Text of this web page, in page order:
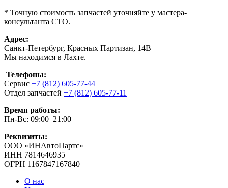
* Точную стоимость запчастей уточняйте у мастера-
консультанта СТО.
Адрес:
Санкт-Петербург, Красных Партизан, 14В
Мы находимся в Лахте.
Телефоны:
Сервис +7 (812) 605-77-44
Отдел запчастей +7 (812) 605-77-11
Время работы:
Пн-Вс: 09:00–21:00
Реквизиты:
ООО «ИНАвтоПартс»
ИНН 7814646935
ОГРН 1167847167840
О нас